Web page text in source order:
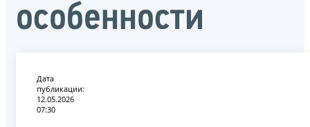
особенности
Дата
публикации:
12.05.2026
07:30